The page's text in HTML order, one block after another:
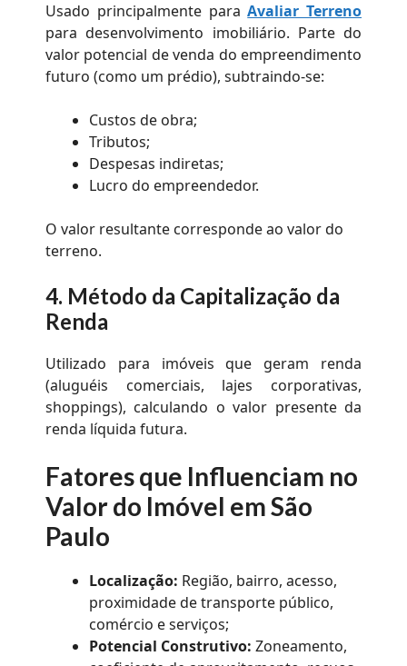
Usado principalmente paraAvaliar Terreno
para desenvolvimento imobiliário. Parte do
valor potencial de venda do empreendimento
futuro (como um prédio), subtraindo-se:
Custos de obra;
Tributos;
Despesas indiretas;
Lucro do empreendedor.
O valor resultante corresponde ao valor do
terreno.
4. Método da Capitalização da
Renda
Utilizado para imóveis que geram renda
(aluguéis comerciais, lajes corporativas,
shoppings), calculando o valor presente da
renda líquida futura.
Fatores que Influenciam no
Valor do Imóvel em São
Paulo
Localização: Região, bairro, acesso,
proximidade de transporte público,
comércio e serviços;
Potencial Construtivo: Zoneamento,